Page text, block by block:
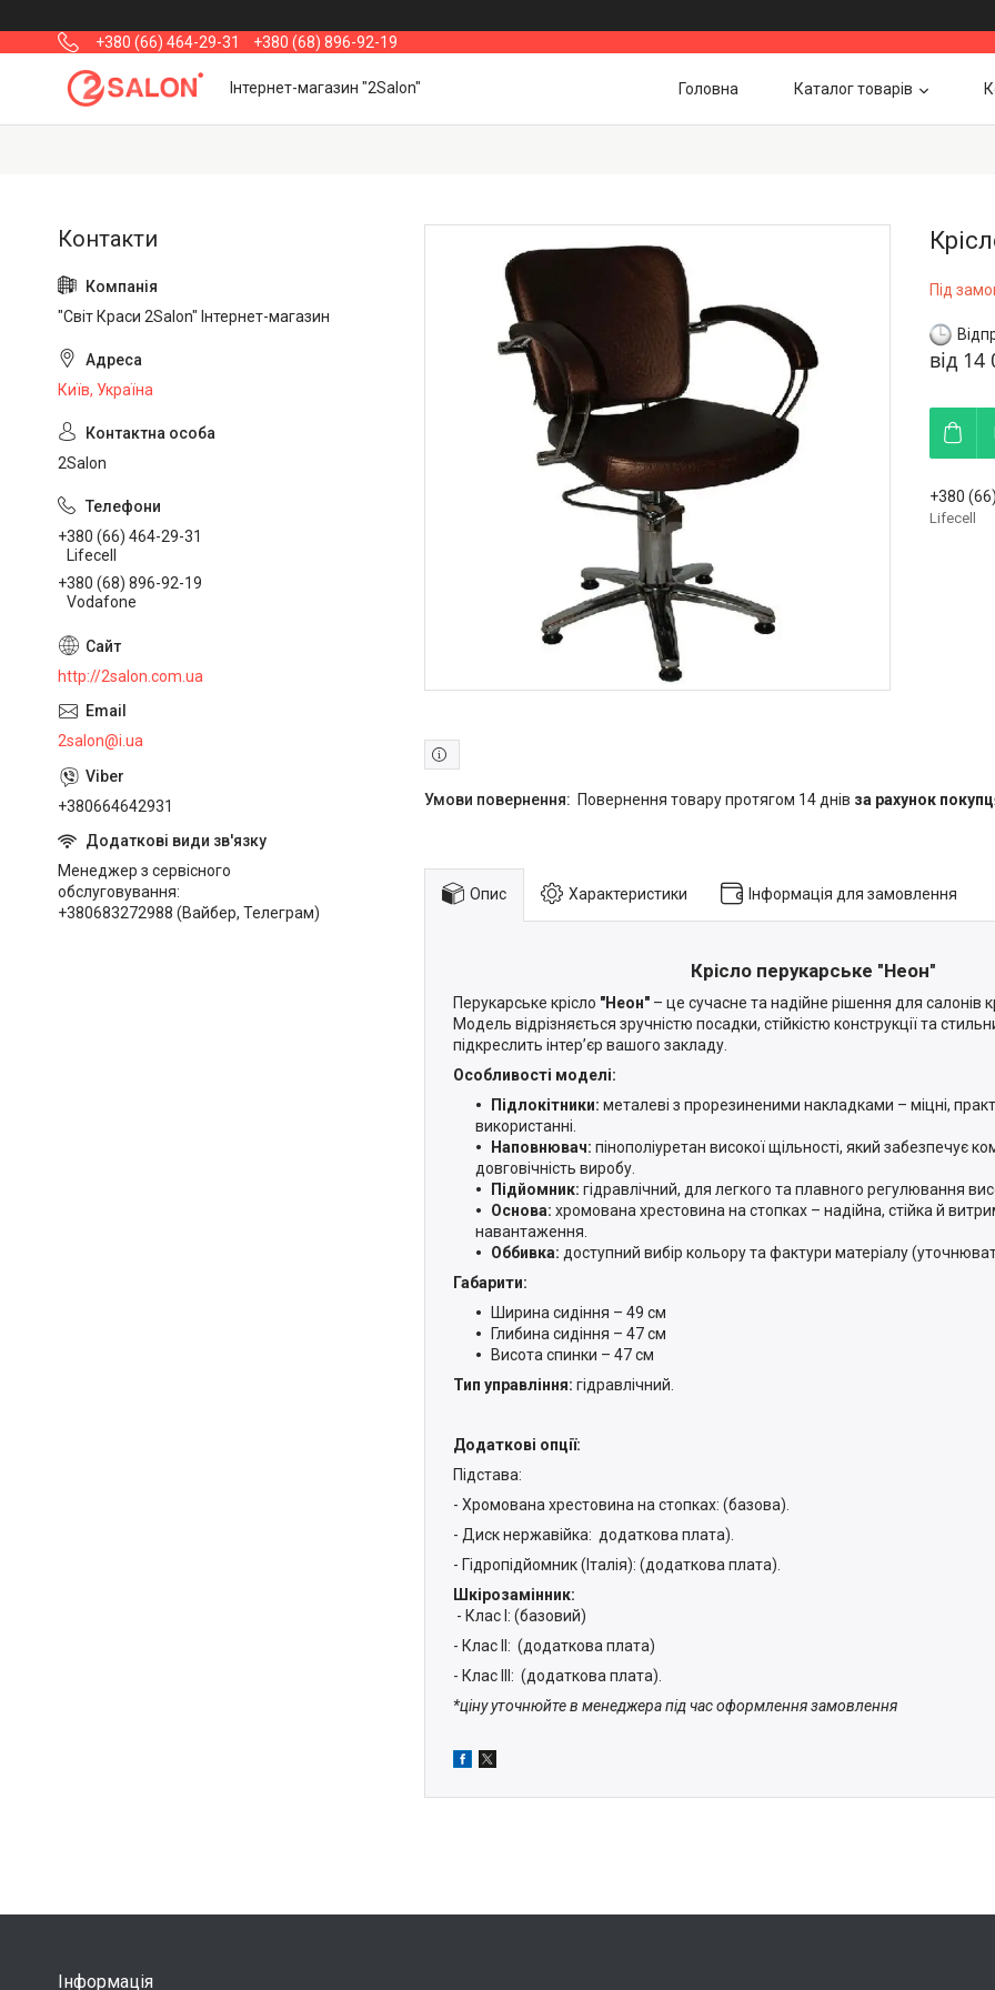
+380 (66) 464-29-31 +380 (68) 896-92-19
Інтернет-магазин "2Salon" Головна Каталог товарів
Під
від 14
+380
Lifecell
повернення товару протягом 14 днів за рахунок
Опис Характеристики Інформація для замовлення
Крісло перукарське "Неон"
Перукарське крісло "Неон" – це сучасне та надійне рішення для салонів
Модель відрізняється зручністю посадки, стійкістю конструкції та
підкреслить інтер’єр вашого закладу.
Особливості моделі:
Підлокітники: металеві з прорезиненими накладками – міцні,
використанні.
Наповнювач: пінополіуретан високої щільності, який забезпечує
довговічність виробу.
Підйомник: гідравлічний, для легкого та плавного регулювання
Основа: хромована хрестовина на стопках – надійна, стійка й
навантаження.
Оббивка: доступний вибір кольору та фактури матеріалу
Габарити:
Ширина сидіння – 49 см
Глибина сидіння – 47 см
Висота спинки – 47 см
Тип управління: гідравлічний.
Додаткові опції:
Підстава:
- Хромована хрестовина на стопках: (базова).
- Диск нержавійка: додаткова плата).
- Гідропідйомник (Італія): (додаткова плата).
Шкірозамінник:
- Клас I: (базовий)
- Клас II: (додаткова плата)
- Клас III: (додаткова плата).
*ціну уточнюйте в менеджера під час оформлення замовлення
"Світ Краси 2Salon" Інтернет-магазин
Київ, Україна
2Salon
+380 (66) 464-29-31
Lifecell
+380 (68) 896-92-19
Vodafone
http://2salon.com.ua
2salon@i.ua
+380664642931
Менеджер з сервісного
обслуговування
+380683272988 (Вайбер, Телеграм)
Інформація